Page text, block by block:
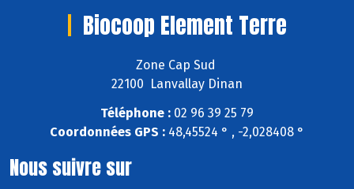
Biocoop Element Terre
Zone Cap Sud
22100 Lanvallay Dinan
Téléphone : 02 96 39 25 79
Coordonnées GPS : 48,45524 ° , -2,028408 °
Nous suivre sur